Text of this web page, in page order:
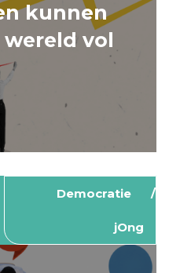
kunnen
vol
Democratie
jOng